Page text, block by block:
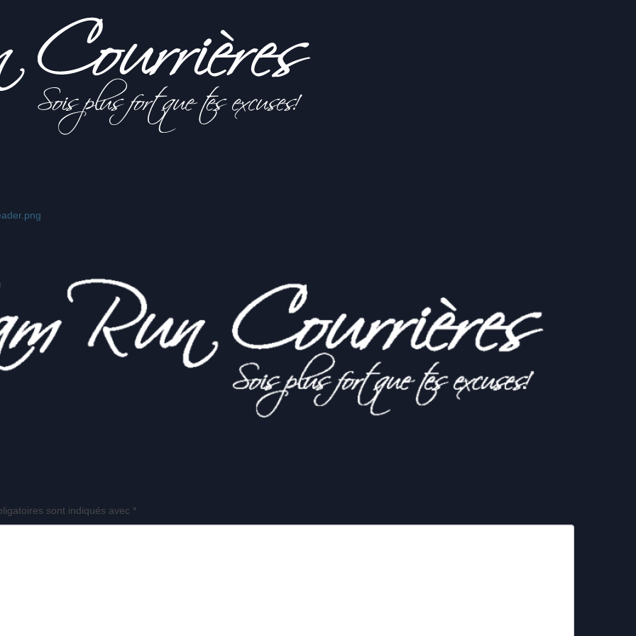
sont indiqués avec *